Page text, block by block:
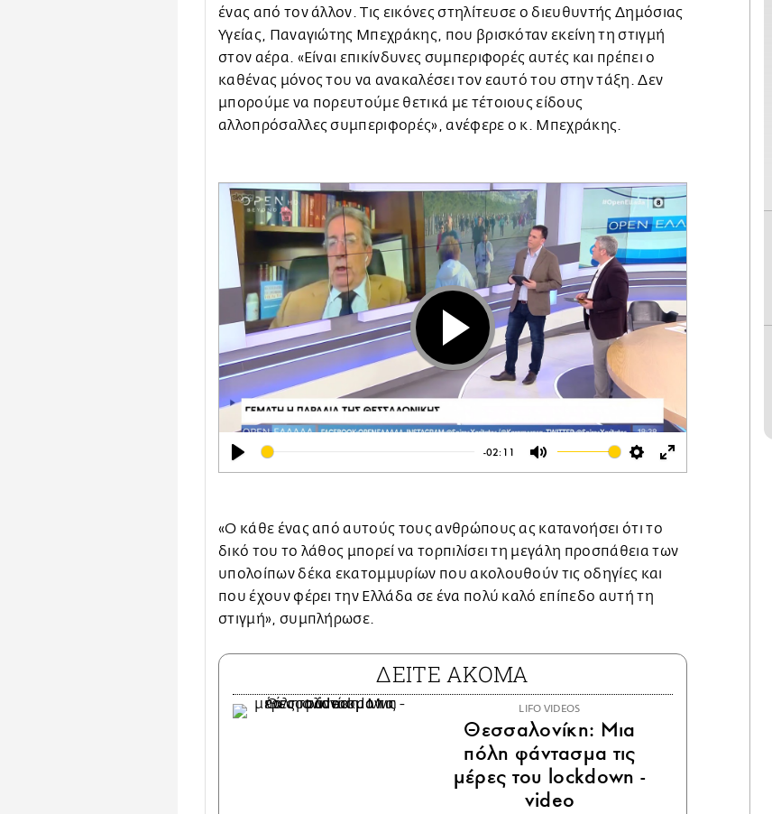
ένας από τον άλλον. Τις εικόνες στηλίτευσε ο διευθυντής Δημόσιας
Υγείας, Παναγιώτης Μπεχράκης, που βρισκόταν εκείνη τη στιγμή
στον αέρα. «Είναι επικίνδυνες συμπεριφορές αυτές και πρέπει ο
καθένας μόνος του να ανακαλέσει τον εαυτό του στην τάξη. Δεν
μπορούμε να πορευτούμε θετικά με τέτοιους είδους
αλλοπρόσαλλες συμπεριφορές», ανέφερε ο κ. Μπεχράκης.
Play
-02:11
Mute Settings
Enter
Play
«Ο κάθε ένας από αυτούς τους ανθρώπους ας κατανοήσει ότι το
δικό του το λάθος μπορεί να τορπιλίσει τη μεγάλη προσπάθεια των
υπολοίπων δέκα εκατομμυρίων που ακολουθούν τις οδηγίες και
που έχουν φέρει την Ελλάδα σε ένα πολύ καλό επίπεδο αυτή τη
στιγμή», συμπλήρωσε.
ΔΕΙΤΕ ΑΚΟΜΑ
LIFO VIDEOS
Θεσσαλονίκη: Μια
πόλη φάντασμα τις
μέρες του lockdown -
video